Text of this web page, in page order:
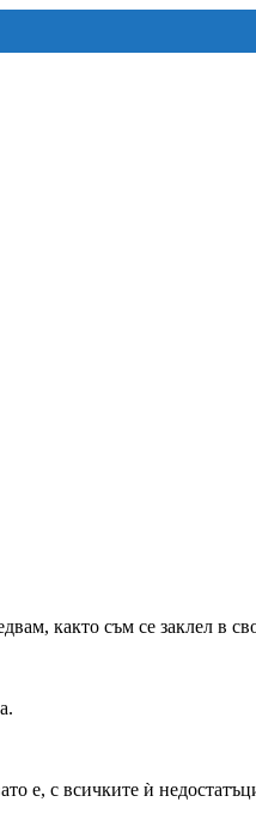
както съм се заклел в
е, с всичките ѝ